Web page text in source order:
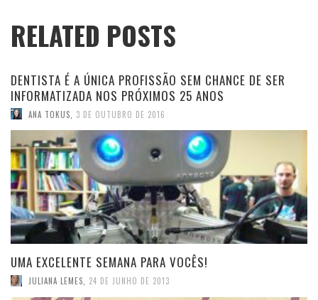
RELATED POSTS
DENTISTA É A ÚNICA PROFISSÃO SEM CHANCE DE SER
INFORMATIZADA NOS PRÓXIMOS 25 ANOS
ANA TOKUS 3 DE OUTUBRO DE 2016
UMA EXCELENTE SEMANA PARA VOCÊS!
JULIANA LEMES, 24 DE JUNHO DE 2013